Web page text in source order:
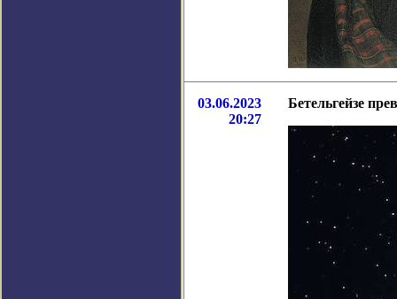
03.06.2023
20:27
Бетельгейзе